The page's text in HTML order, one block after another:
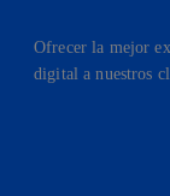
Ofrecer la mejor
digital a nuestros